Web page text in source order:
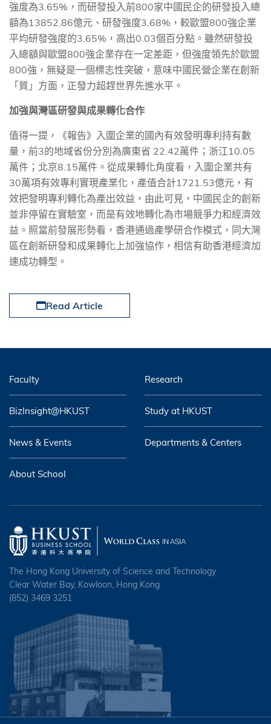
強度為3.65% ，而研發投入前800家中國民企的研發投入總
額為13852.86億元、研發強度3.68% ，較歐盟800強企業
平均研發強度的3.65% ，高出0.03個百分點。雖然研發投
入總額與歐盟800強企業存在一定差距，但強度領先於歐盟
800強，無疑是一個標志性突破，意味中國民營企業在創新
「質」方面，正發力超趕世界先進水平。
加強與灣區研發與成果轉化合作
值得一提，《報告》入圍企業的國內有效發明專利持有數
量，前3的地域省份分別為廣東省 22.42萬件；浙江10.05
萬件；北京8.15萬件。從成果轉化角度看，入圍企業共有
30萬項有效專利實現產業化，產值合計1721.53億元，有
效把發明專利轉化為產出效益，由此可見，中國民企的創新
並非停留在實驗室，而是有效地轉化為市場競爭力和經濟效
益。照當前發展形勢看，香港通過產學研合作模式，同大灣
區在創新研發和成果轉化上加強協作，相信有助香港經濟加
速成功轉型。
Read Article
Faculty Research
BizInsight@HKUST Study at HKUST
News & Events Departments & Centers
About School
The Hong Kong University of Science and Technology
Clear Water Bay, Kowloon, Hong Kong
(852) 3469 3251